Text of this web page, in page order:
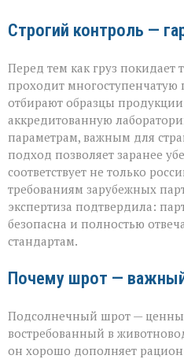
Строгий контроль —
Перед тем как груз покидает
проходит многоступенчатую
отбирают образцы
аккредитованную
параметрам, важным для
подход позволяет заранее
соответствует не только
требованиям зарубежных
экспертиза подтвердила:
безопасна и полностью
стандартам.
Почему шрот —
Подсолнечный шрот —
востребованный в
он хорошо дополняет рацион